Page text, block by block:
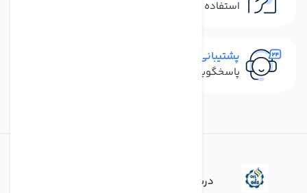
استفاده از روش‌های پرداخت امن
پشتیبانی سریع
پاسخگویی سریع به تماس‌ها و پیام‌ها
درباره فروشگاه